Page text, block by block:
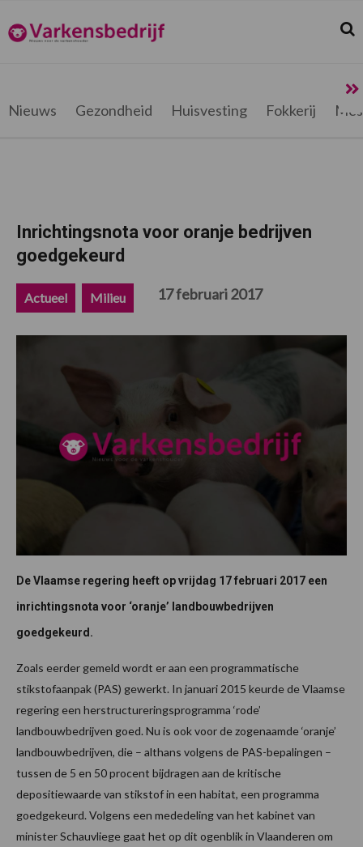
de
hoofdnavigatie
de
hoofd
de
eerste
de
voettekst
Varkensbedrijf.be
Nieuws Gezondheid Huisvesting Fokkerij
Inrichtingsnota voor oranje bedrijven
goedgekeurd
Actueel Milieu 17 februari 2017
De Vlaamse regering heeft op vrijdag 17 februari 2017 een
inrichtingsnota voor ‘oranje’ landbouwbedrijven
goedgekeurd.
Zoals eerder gemeld wordt er aan een programmatische
stikstofaanpak (PAS) gewerkt. In januari 2015 keurde de Vlaamse
regering een herstructureringsprogramma ‘rode’
landbouwbedrijven goed. Nu is ook voor de zogenaamde ‘oranje’
landbouwbedrijven, die – althans volgens de PAS-bepalingen –
tussen de 5 en 50 procent bijdragen aan de kritische
depositiewaarde van stikstof in een habitat, een programma
goedgekeurd. Volgens een mededeling van het kabinet van
minister Schauvliege gaat het op dit ogenblik in Vlaanderen om